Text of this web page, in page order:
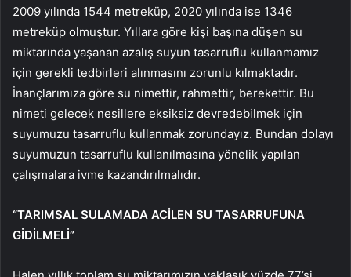
2009 yılında 1544 metreküp, 2020 yılında ise 1346
metreküp olmuştur. Yıllara göre kişi başına düşen su
miktarında yaşanan azalış suyun tasarruflu kullanmamız
için gerekli tedbirleri alınmasını zorunlu kılmaktadır.
İnançlarımıza göre su nimettir, rahmettir, berekettir. Bu
nimeti gelecek nesillere eksiksiz devredebilmek için
suyumuzu tasarruflu kullanmak zorundayız. Bundan dolayı
suyumuzun tasarruflu kullanılmasına yönelik yapılan
çalışmalara ivme kazandırılmalıdır.
“TARIMSAL SULAMADA ACİLEN SU TASARRUFUNA
GİDİLMELİ”